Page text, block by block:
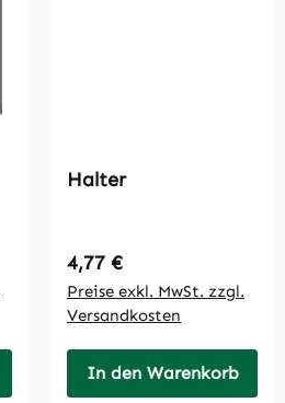
Halter
Regulärer Preis:
4,77 €
Preise exkl. MwSt. zzgl.
Versandkosten
In den Warenkorb